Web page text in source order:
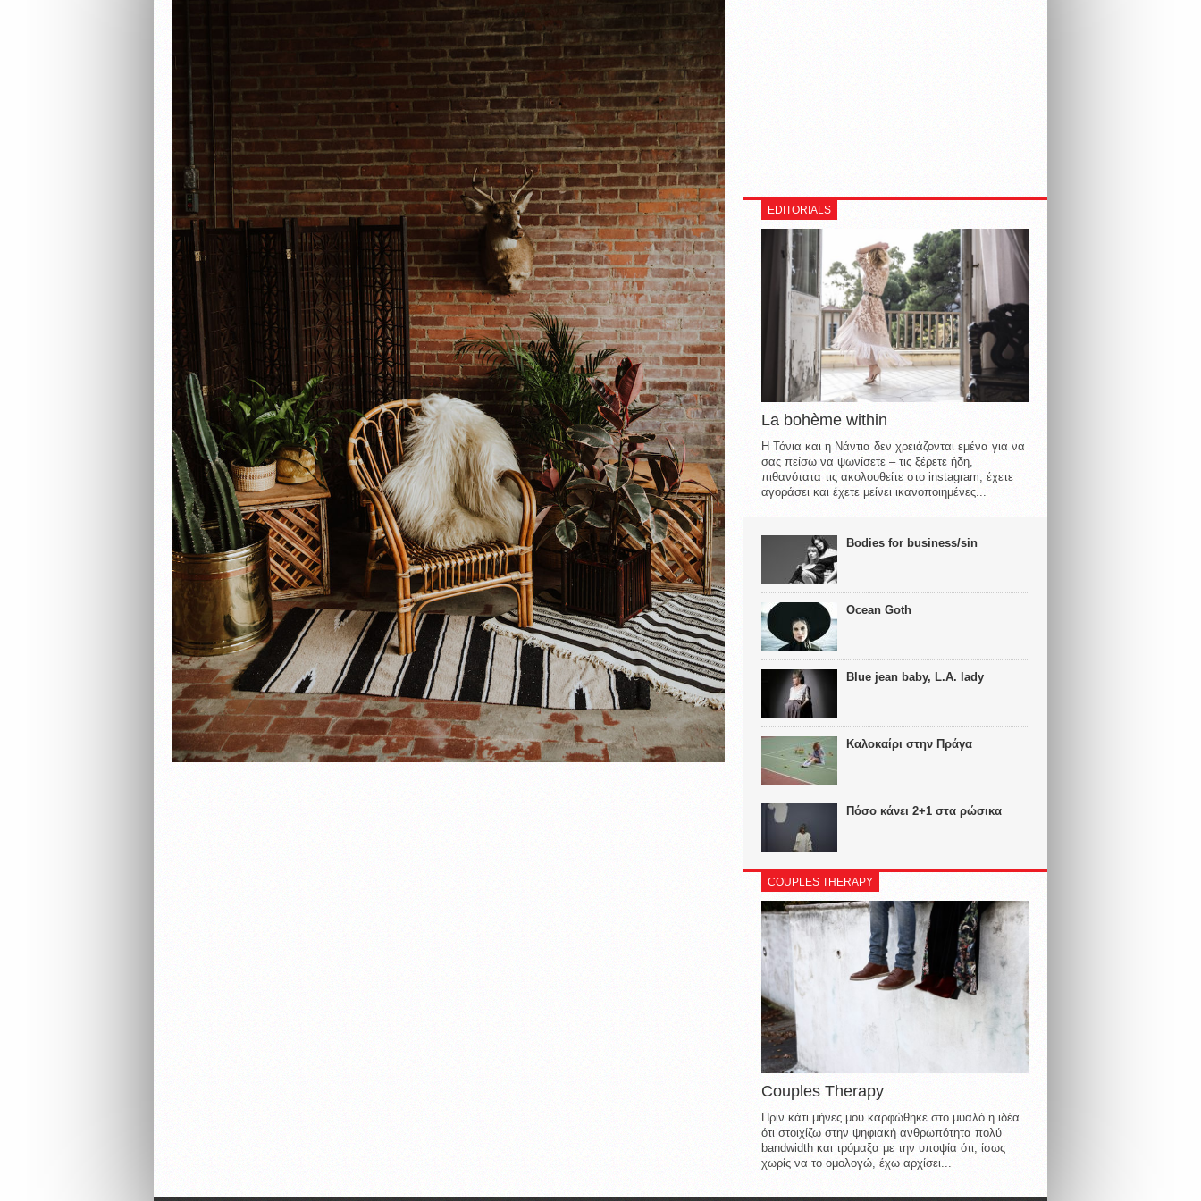
EDITORIALS
La bohème within
Η Τόνια και η Νάντια δεν χρειάζονται εμένα για να
σας πείσω να ψωνίσετε – τις ξέρετε ήδη,
πιθανότατα τις ακολουθείτε στο instagram, έχετε
αγοράσει και έχετε μείνει ικανοποιημένες...
Bodies for business/sin
Ocean Goth
Blue jean baby, L.A. lady
Καλοκαίρι στην Πράγα
Πόσο κάνει 2+1 στα ρώσικα
COUPLES THERAPY
Couples Therapy
Πριν κάτι μήνες μου καρφώθηκε στο μυαλό η ιδέα
ότι στοιχίζω στην ψηφιακή ανθρωπότητα πολύ
bandwidth και τρόμαξα με την υποψία ότι, ίσως
χωρίς να το ομολογώ, έχω αρχίσει...